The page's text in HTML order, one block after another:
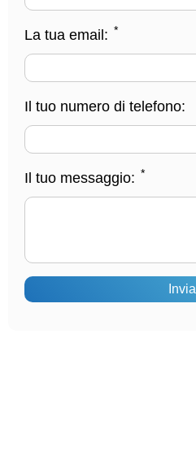
La tua email: *
Il tuo numero di telefono:
Il tuo messaggio: *
Invia